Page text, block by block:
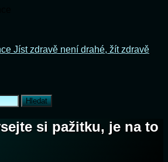
Jíst zdravě není drahé, žít zdravě
si pažitku, je na to